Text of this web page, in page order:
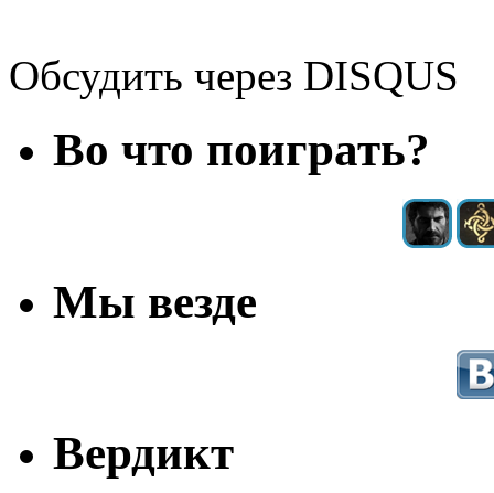
Обсудить через DISQUS
Во что поиграть?
Мы везде
Вердикт